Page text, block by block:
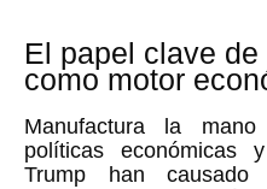
El papel clave
como motor
Manufactura la
políticas económicas
Trump han